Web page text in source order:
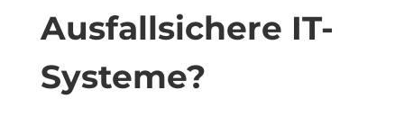
Ausfallsichere IT-
Systeme?